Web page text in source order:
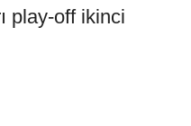
play-off ikinci